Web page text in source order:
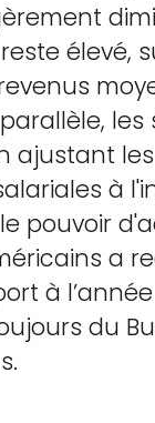
élevé,
les
ajustant
à
pouvoir
a
à l’année
du